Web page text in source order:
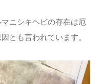
ニシキヘビの存在は厄
とも言われています。